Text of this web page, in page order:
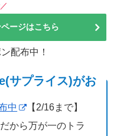
ージはこちら
配布中！
サプライス)がお
中
【2/16まで】
から万が一のトラ